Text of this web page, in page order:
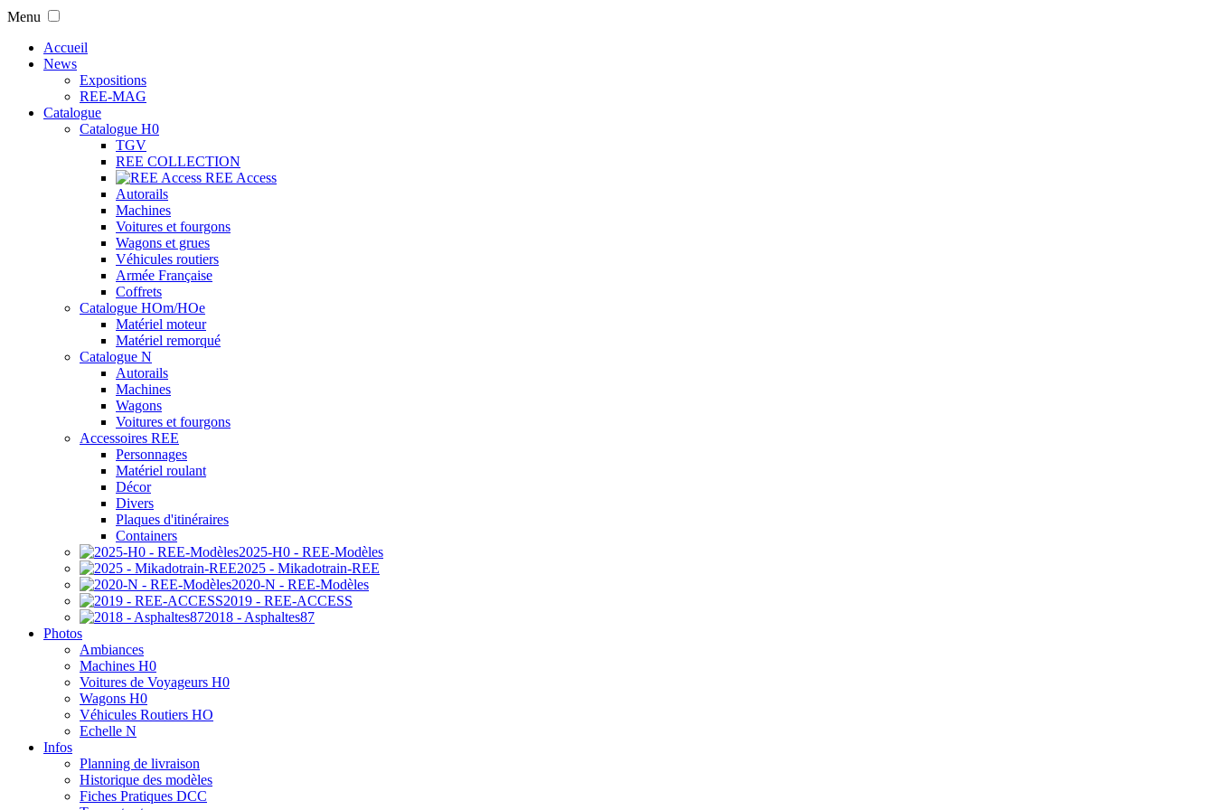
Menu
Accueil
News
Expositions
REE-MAG
Catalogue
Catalogue H0
TGV
REE COLLECTION
REE Access
Autorails
Machines
Voitures et fourgons
Wagons et grues
Véhicules routiers
Armée Française
Coffrets
Catalogue HOm/HOe
Matériel moteur
Matériel remorqué
Catalogue N
Autorails
Machines
Wagons
Voitures et fourgons
Accessoires REE
Personnages
Matériel roulant
Décor
Divers
Plaques d'itinéraires
Containers
2025-H0 - REE-Modèles
2025 - Mikadotrain-REE
2020-N - REE-Modèles
2019 - REE-ACCESS
2018 - Asphaltes87
Photos
Ambiances
Machines H0
Voitures de Voyageurs H0
Wagons H0
Véhicules Routiers HO
Echelle N
Infos
Planning de livraison
Historique des modèles
Fiches Pratiques DCC